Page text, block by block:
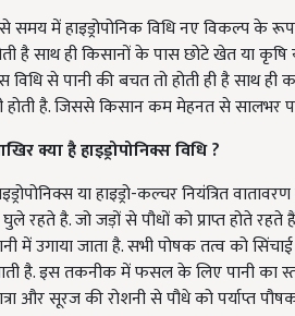
समय में हाइड्रोपोनिक विधि नए विकल्प के
है साथ ही किसानों के पास छोटे खेत या
विधि से पानी की बचत तो होती ही है साथ
होती है. जिससे किसान कम मेहनत से
क्या है हाइड्रोपोनिक्स विधि ?
या हाइड्रो-कल्चर नियंत्रित
रहते है. जो जड़ों से पौधों को प्राप्त होते
में उगाया जाता है. सभी पोषक तत्व को
है. इस तकनीक में फसल के लिए पानी का
और सूरज की रोशनी से पौधे को पर्याप्त